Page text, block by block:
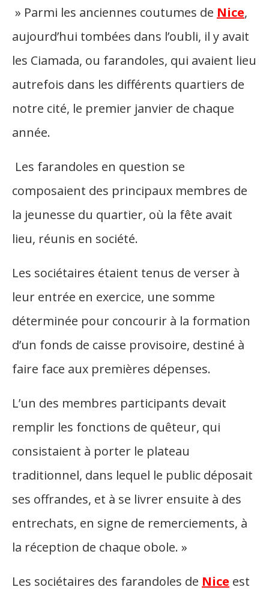
» Parmi les anciennes coutumes de Nice,
aujourd’hui tombées dans l’oubli, il y avait
les Ciamada, ou farandoles, qui avaient lieu
autrefois dans les différents quartiers de
notre cité, le premier janvier de chaque
année.
Les farandoles en question se
composaient des principaux membres de
la jeunesse du quartier, où la fête avait
lieu, réunis en société.
Les sociétaires étaient tenus de verser à
leur entrée en exercice, une somme
déterminée pour concourir à la formation
d’un fonds de caisse provisoire, destiné à
faire face aux premières dépenses.
L’un des membres participants devait
remplir les fonctions de quêteur, qui
consistaient à porter le plateau
traditionnel, dans lequel le public déposait
ses offrandes, et à se livrer ensuite à des
entrechats, en signe de remerciements, à
la réception de chaque obole. »
Les sociétaires des farandoles de Nice est